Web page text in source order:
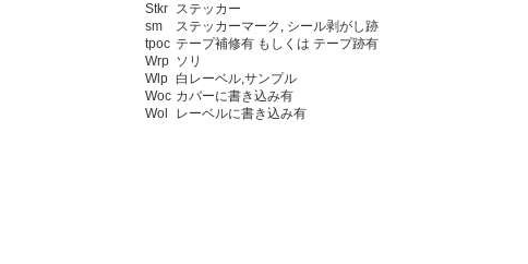
Stkr ステッカー
sm
ステッカーマーク, シール剥がし跡
tpoc テープ補修有 もしくは テープ跡有
Wrp ソリ
Wlp 白レーベル,サンプル
Woc カバーに書き込み有
Wol
レーベルに書き込み有